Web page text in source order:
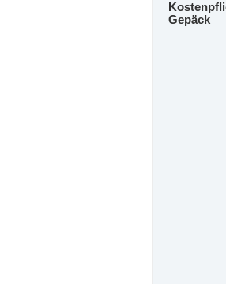
Gepäck